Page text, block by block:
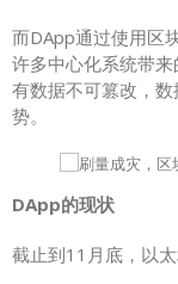
而DApp通过使用区
许多中心化系统带
有数据不可篡改，
势。
DApp的现状
截止到11月底，以